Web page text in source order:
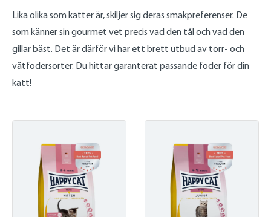
Lika olika som katter är, skiljer sig deras smakpreferenser. De
som känner sin gourmet vet precis vad den tål och vad den
gillar bäst. Det är därför vi har ett brett utbud av torr- och
våtfodersorter. Du hittar garanterat passande foder för din
katt!